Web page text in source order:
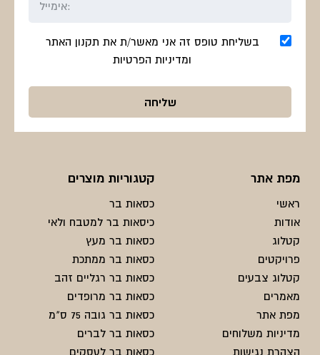
מפת אתר
ראשי
אודות
קטלוג
פרויקטים
קטלוג צבעים
מאמרים
מפת אתר
מדיניות משלוחים
הצהרת נגישות
קטגוריות מוצרים
כסאות בר
כיסאות בר למטבח ולאי
כסאות בר מעץ
כסאות בר ממתכת
כסאות בר רגליים זהב
כסאות בר מרופדים
כסאות בר גובה 75 ס"מ
כסאות בר לברים
כסאות בר לעסקים
בשליחת טופס זה אני מאשר/ת את תקנון האתר
ומדיניות הפרטיות